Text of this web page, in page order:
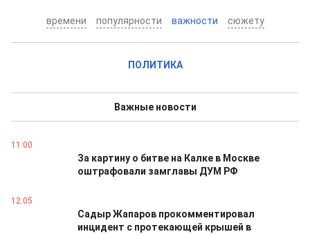
времени популярности важности сюжету
ПОЛИТИКА
Важные новости
11:00
За картину о битве на Калке в Москве
оштрафовали замглавы ДУМ РФ
12:05
Садыр Жапаров прокомментировал
инцидент с протекающей крышей в